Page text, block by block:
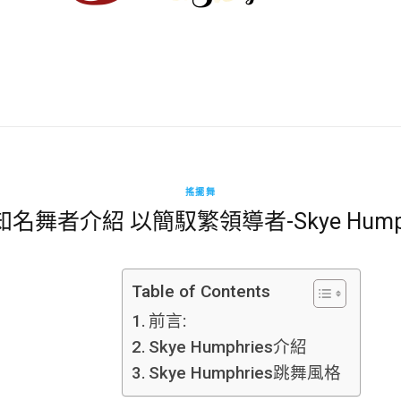
搖擺舞
名舞者介紹 以簡馭繁領導者-Skye
Table of Contents
前言:
Skye Humphries介紹
Skye Humphries跳舞風格